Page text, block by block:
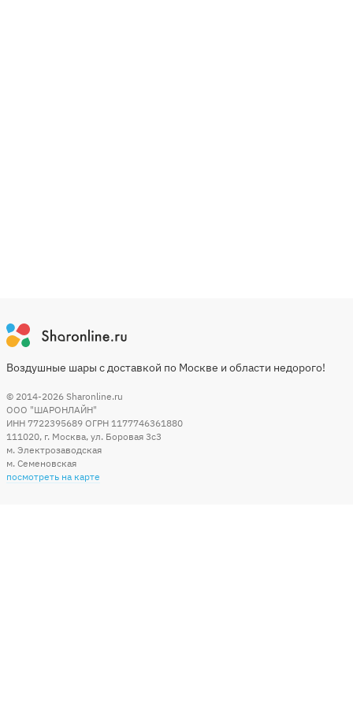
Воздушные шары с доставкой по Москве и области недорого!
© 2014-2026 Sharonline.ru
ООО "ШАРОНЛАЙН"
ИНН 7722395689 ОГРН 1177746361880
111020, г. Москва, ул. Боровая 3c3
м. Электрозаводская
м. Семеновская
посмотреть на карте